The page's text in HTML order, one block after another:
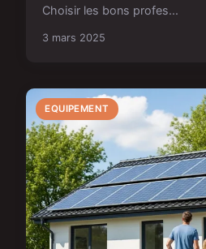
Choisir les bons profes...
3 mars 2025
EQUIPEMENT